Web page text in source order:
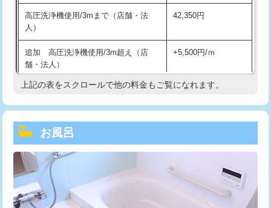
高圧洗浄機使用/3mまで（店舗・法
人）
42,350円
追加 高圧洗浄機使用/3m超え（店
舗・法人）
+5,500円/ｍ
高度高圧洗浄換 現地調査
トーラー機使用/3mまで
追加トーラー機使用/3m超え
カメラ調査 33,000円
上記の表をスクロールで他の料金もご覧になれます。
お風呂